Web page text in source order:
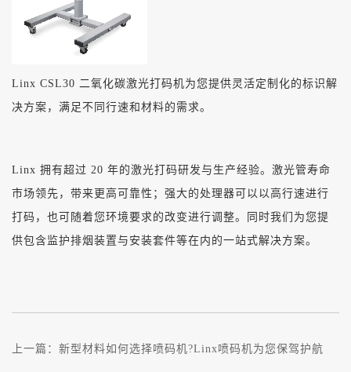
Linx CSL30 二氧化碳激光打码机为您提供灵活定制化的标识解
决方案，满足不同行速和材料的需求。
Linx 拥有超过 20 年的激光打码研发与生产经验。激光管寿命
市场领先，带来更高可靠性；强大的处理器可以以高行速进行
打码，也可随着您环境要求的改变进行调整。同时我们为您提
供包含监护排烟装置与安装套件等在内的一站式解决方案。
上一篇： 新型材料如何选择喷码机?Linx喷码机为您保驾护航